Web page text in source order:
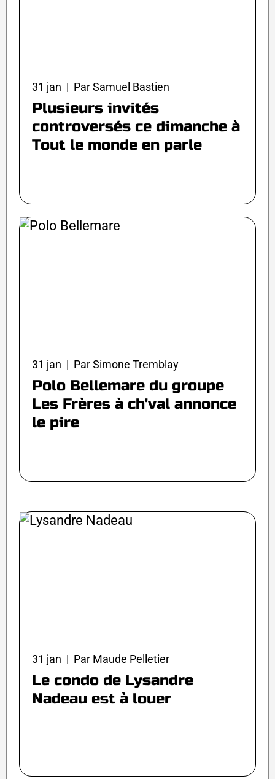
31 jan | Par Samuel Bastien
Plusieurs invités
controversés ce dimanche à
Tout le monde en parle
31 jan | Par Simone Tremblay
Polo Bellemare du groupe
Les Frères à ch'val annonce
le pire
31 jan | Par Maude Pelletier
Le condo de Lysandre
Nadeau est à louer